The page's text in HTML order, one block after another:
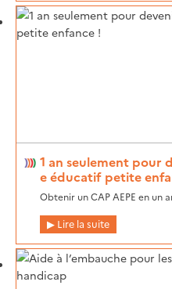
1 an seulement pour
e éducatif petite
Obtenir un CAP AEPE en un
Lire la suite